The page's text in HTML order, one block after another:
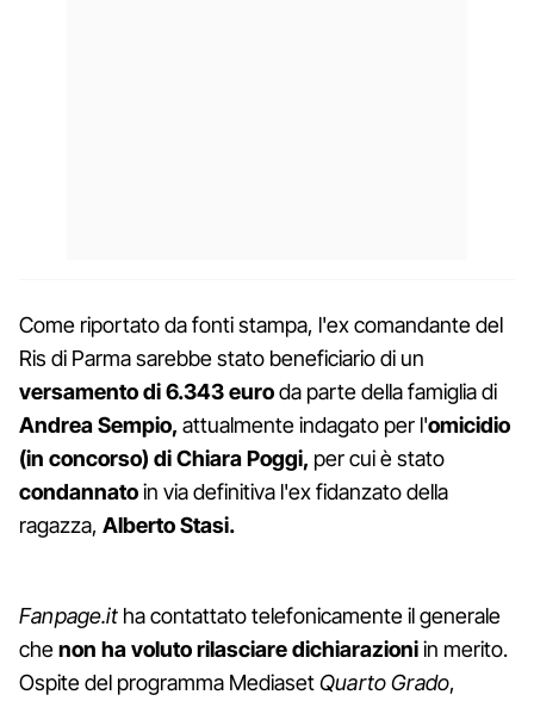
Come riportato da fonti stampa, l'ex comandante del
Ris di Parma sarebbe stato beneficiario di un
versamento di 6.343 euroda parte della famiglia di
Andrea Sempio, attualmente indagato per l'omicidio
(in concorso) di Chiara Poggi, per cui è stato
condannatoin via definitiva l'ex fidanzato della
ragazza, Alberto Stasi.
Fanpage.itha contattato telefonicamente il generale
chenon ha voluto rilasciare dichiarazioniin merito.
Ospite del programma MediasetQuarto Grado,